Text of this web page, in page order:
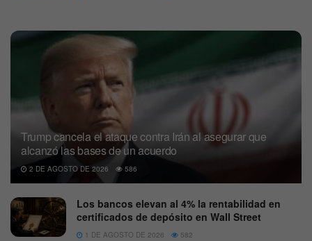
Trump cancela el ataque contra Irán al asegurar que
alcanzó las bases de un acuerdo
2 DE AGOSTO DE 2026 586
Los bancos elevan al 4% la rentabilidad en
certificados de depósito en Wall Street
1 DE AGOSTO DE 2026 582